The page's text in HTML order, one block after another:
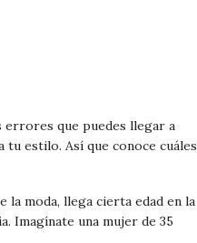
que puedes llegar a
tu estilo. Así que conoce cuáles
moda, llega cierta edad en la
Imagínate una mujer de 35